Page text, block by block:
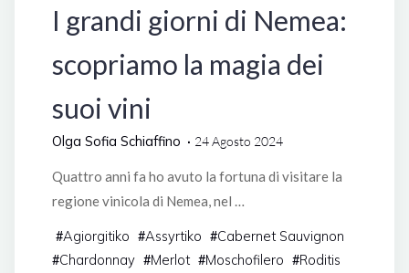
I grandi giorni di Nemea:
scopriamo la magia dei
suoi vini
Olga Sofia Schiaffino 24 Agosto 2024
Quattro anni fa ho avuto la fortuna di visitare la
regione vinicola di Nemea, nel …
#Agiorgitiko #Assyrtiko #Cabernet Sauvignon
#Chardonnay #Merlot #Moschofilero #Roditis